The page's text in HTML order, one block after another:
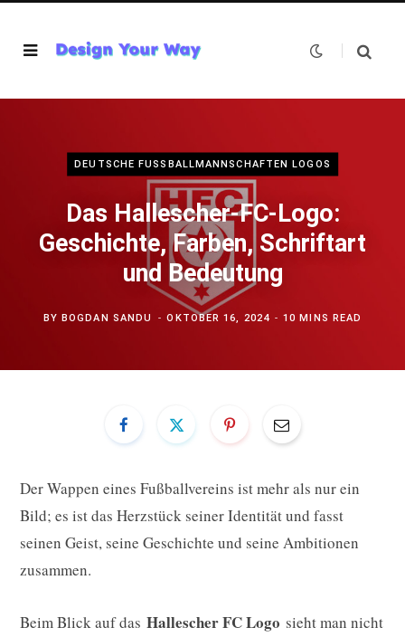
DEUTSCHE FUSSBALLMANNSCHAFTEN LOGOS
Das Hallescher-FC-Logo:
Geschichte, Farben, Schriftart
und Bedeutung
BYBOGDAN SANDU OKTOBER 16, 2024 10 MINS READ
Der Wappen eines Fußballvereins ist mehr als nur ein
Bild; es ist das Herzstück seiner Identität und fasst
seinen Geist, seine Geschichte und seine Ambitionen
zusammen.
Beim Blick auf das Hallescher FC Logo sieht man nicht